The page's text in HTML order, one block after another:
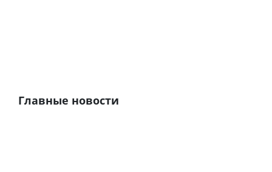
Главные новости